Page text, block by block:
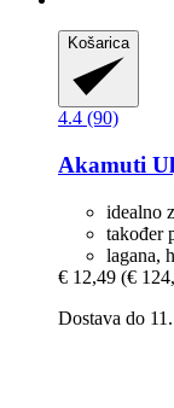
Košarica
4.4 (90)
Akamuti
idealno
također
lagana,
€ 12,49 (€
Dostava do